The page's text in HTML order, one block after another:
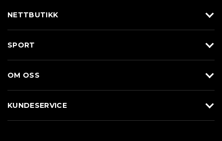
NETTBUTIKK
Sko
Merkevarer
SPORT
Løp
Sykkel
OM OSS
KUNDESERVICE